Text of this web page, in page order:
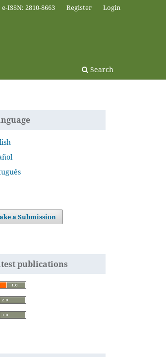
Search
e-ISSN: 2810-8663 Register Login
a Submission
publications